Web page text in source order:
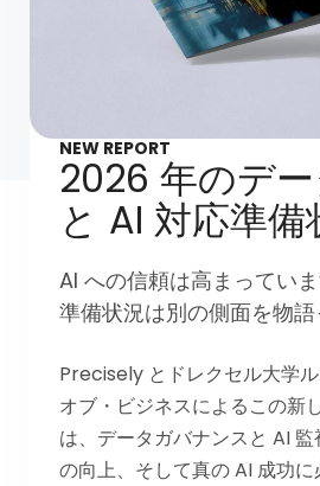
NEW REPORT
2026 年のデ
と AI 対応準備
AI への信頼は高まってい
準備状況は別の側面を物語
Precisely とドレクセル大学
オブ・ビジネスによるこの新
は、データガバナンスと AI
の向上、そして真の AI 成功